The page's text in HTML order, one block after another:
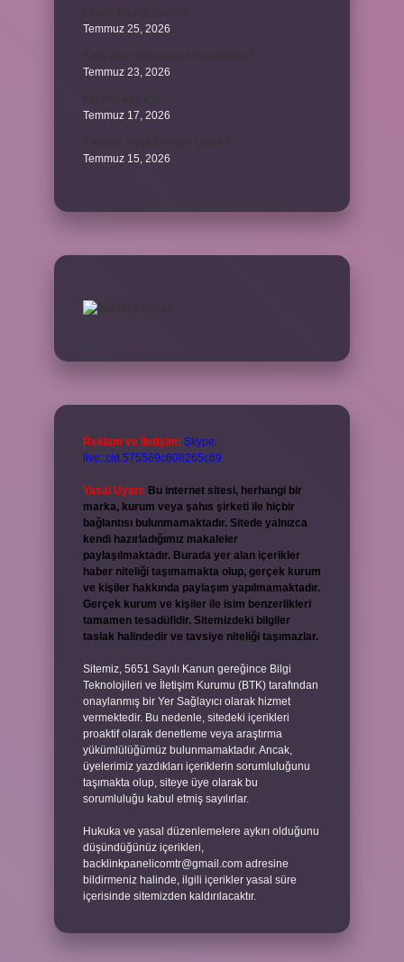
Temmuz 25, 2026
Temmuz 23, 2026
Temmuz 17, 2026
Temmuz 15, 2026
Reklam ve İletişim: Skype:
live:.cid.575569c608265c69
Yasal Uyarı: Bu internet sitesi, herhangi bir
marka, kurum veya şahıs şirketi ile hiçbir
bağlantısı bulunmamaktadır. Sitede yalnızca
kendi hazırladığımız makaleler
paylaşılmaktadır. Burada yer alan içerikler
haber niteliği taşımamakta olup, gerçek kurum
ve kişiler hakkında paylaşım yapılmamaktadır.
Gerçek kurum ve kişiler ile isim benzerlikleri
tamamen tesadüfidir. Sitemizdeki bilgiler
taslak halindedir ve tavsiye niteliği taşımazlar.
Sitemiz, 5651 Sayılı Kanun gereğince Bilgi
Teknolojileri ve İletişim Kurumu (BTK) tarafından
onaylanmış bir Yer Sağlayıcı olarak hizmet
vermektedir. Bu nedenle, sitedeki içerikleri
proaktif olarak denetleme veya araştırma
yükümlülüğümüz bulunmamaktadır. Ancak,
üyelerimiz yazdıkları içeriklerin sorumluluğunu
taşımakta olup, siteye üye olarak bu
sorumluluğu kabul etmiş sayılırlar.
Hukuka ve yasal düzenlemelere aykırı olduğunu
düşündüğünüz içerikleri,
backlinkpanelicomtr@gmail.com adresine
bildirmeniz halinde, ilgili içerikler yasal süre
içerisinde sitemizden kaldırılacaktır.